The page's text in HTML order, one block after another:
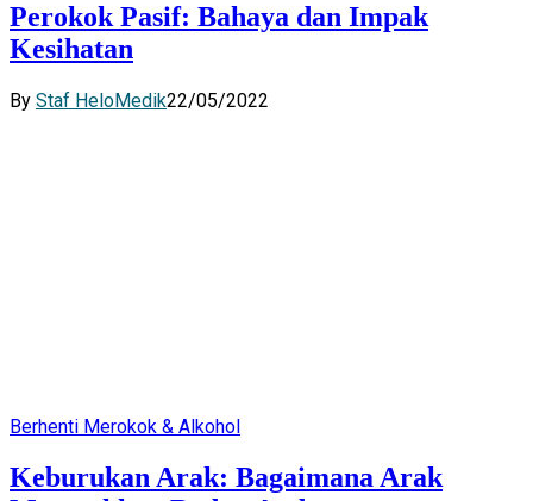
Perokok Pasif: Bahaya dan Impak
Kesihatan
By Staf HeloMedik22/05/2022
Berhenti Merokok & Alkohol
Keburukan Arak: Bagaimana Arak